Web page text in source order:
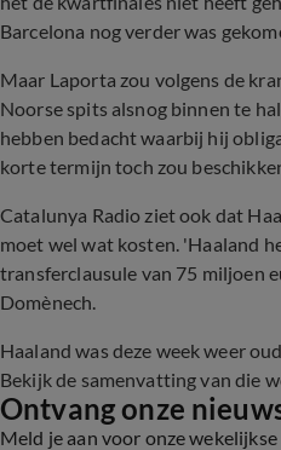
Barcelona nog verder was
Maar Laporta zou volgens de
Noorse spits alsnog binnen te
hebben bedacht waarbij hij
korte termijn toch zou
Catalunya Radio ziet ook dat
moet wel wat kosten. 'Haaland
transferclausule van 75 miljoen
Domènech.
Haaland was deze week weer
Bekijk de samenvatting van die
Ontvang onze
Meld je aan voor onze